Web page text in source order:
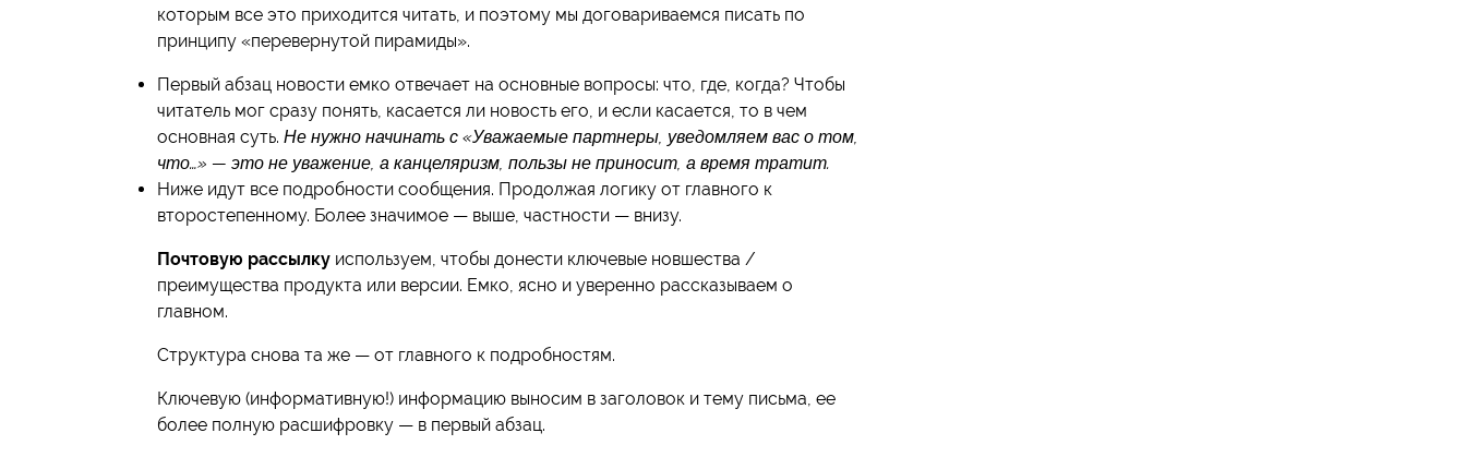
которым все это приходится читать, и поэтому мы договариваемся писать по
принципу «перевернутой пирамиды».
Первый абзац новости емко отвечает на основные вопросы: что, где, когда? Чтобы
читатель мог сразу понять, касается ли новость его, и если касается, то в чем
основная суть. Не нужно начинать с «Уважаемые партнеры, уведомляем вас о том,
что…» — это не уважение, а канцеляризм, пользы не приносит, а время тратит.
Ниже идут все подробности сообщения. Продолжая логику от главного к
второстепенному. Более значимое — выше, частности — внизу.
Почтовую рассылку используем, чтобы донести ключевые новшества /
преимущества продукта или версии. Емко, ясно и уверенно рассказываем о
главном.
Структура снова та же — от главного к подробностям.
Ключевую (информативную!) информацию выносим в заголовок и тему письма, ее
более полную расшифровку — в первый абзац.